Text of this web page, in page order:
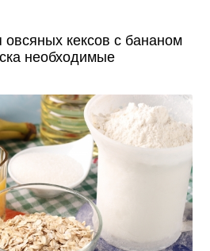
овсяных кексов с бананом
необходимые